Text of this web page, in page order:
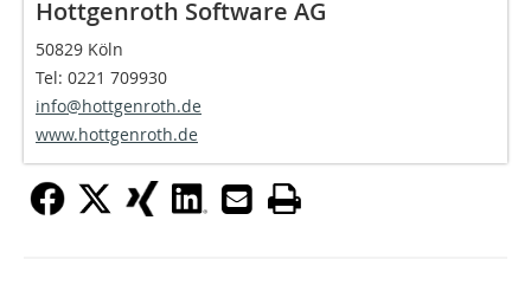
Hottgenroth Software AG
50829 Köln
Tel: 0221 709930
info@hottgenroth.de
www.hottgenroth.de